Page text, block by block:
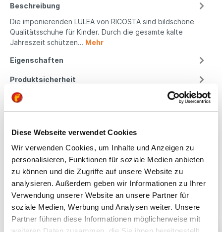
Diese Webseite verwendet Cookies
Wir verwenden Cookies, um Inhalte und Anzeigen zu
personalisieren, Funktionen für soziale Medien anbieten
zu können und die Zugriffe auf unsere Website zu
analysieren. Außerdem geben wir Informationen zu Ihrer
Verwendung unserer Website an unsere Partner für
soziale Medien, Werbung und Analysen weiter. Unsere
Partner führen diese Informationen möglicherweise mit
Beschreibung
Die imponierenden LULEA von RICOSTA sind bildschöne
Qualitätsschuhe für Kinder. Durch die gesamte kalte
Jahreszeit schützen… Mehr
Eigenschaften
Produktsicherheit
Kindgerechte
Passform
All unsere Schuhe sind
auf die Bedürfnisse
von Kindern
ausgerichtet. Sie
bieten optimalen Halt,
fördern die natürliche
Fußentwicklung und